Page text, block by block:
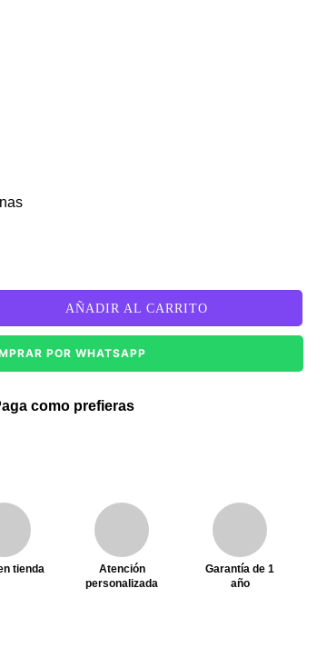
L.J. CP2025 cantidad
AÑADIR AL CARRITO
POR WHATSAPP
como prefieras
tienda
Atención
personalizada
Garantía de 1
año